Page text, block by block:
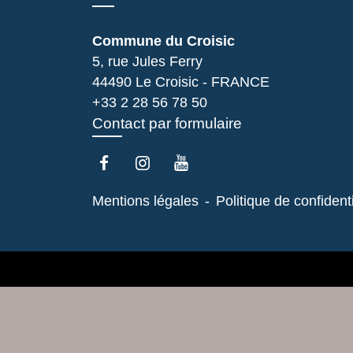
Commune du Croisic
5, rue Jules Ferry
44490 Le Croisic - FRANCE
+33 2 28 56 78 50
Contact par formulaire
Mentions légales - Politique de